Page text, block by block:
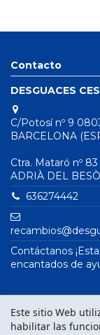
Contacto
DESGUACES
C/Potosí nº 9
BARCELONA
Ctra. Mataró nº 83
ADRIÀ DEL
636274442
Contáctanos
encantados de
Este sitio Web
habilitar las